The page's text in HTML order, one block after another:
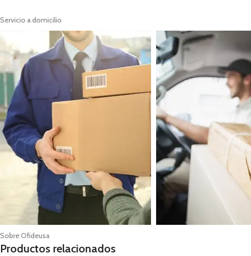
Servicio a domicilio
Sobre Ofideusa
Productos relacionados